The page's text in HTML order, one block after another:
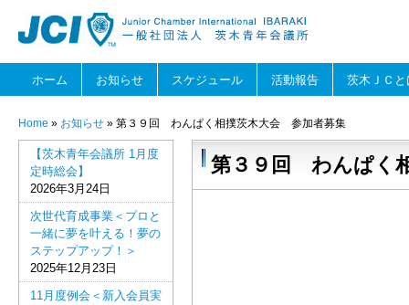
ホーム お知らせ スケジュール 活動報告 茨木ＪＣと
Home » お知らせ » 第３９回 わんぱく相撲茨木大会 参加者募集
第３９回 わんぱく
【茨木青年会議所 1月度
定時総会】
2026年3月24日
次世代育成事業＜プロと
一緒に夢を叶える！夢の
ステップアップ！＞
2025年12月23日
11月度例会＜新入会員実